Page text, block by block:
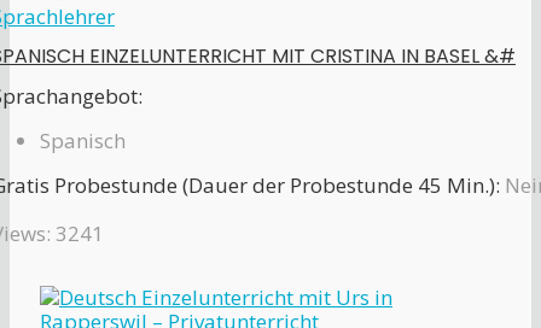
EINZELUNTERRICHT MIT CRISTINA IN BASEL &#
Spanisch
Probestunde (Dauer der Probestunde 45 Min.):
3241